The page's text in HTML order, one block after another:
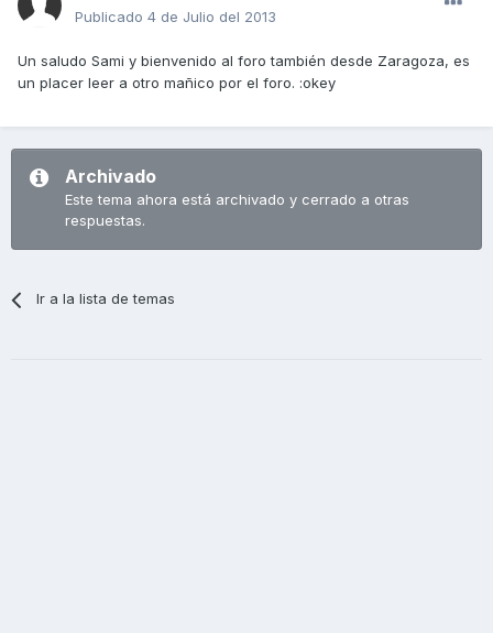
Publicado 4 de Julio del 2013
Un saludo Sami y bienvenido al foro también desde Zaragoza, es
un placer leer a otro mañico por el foro. :okey
Archivado
Este tema ahora está archivado y cerrado a otras
respuestas.
Ir a la lista de temas